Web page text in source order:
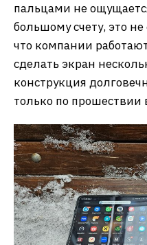
пальцами не
большому счету, это
что компании
сделать экран
конструкция
только по прошествии